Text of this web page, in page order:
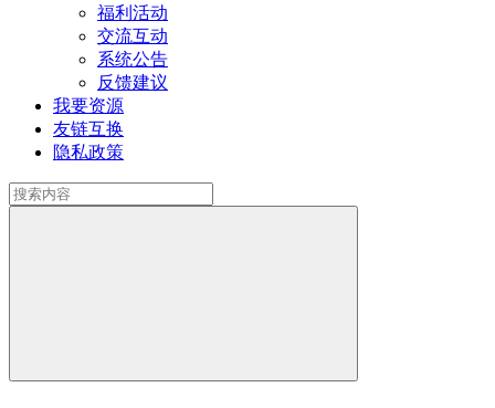
福利活动
交流互动
系统公告
反馈建议
我要资源
友链互换
隐私政策